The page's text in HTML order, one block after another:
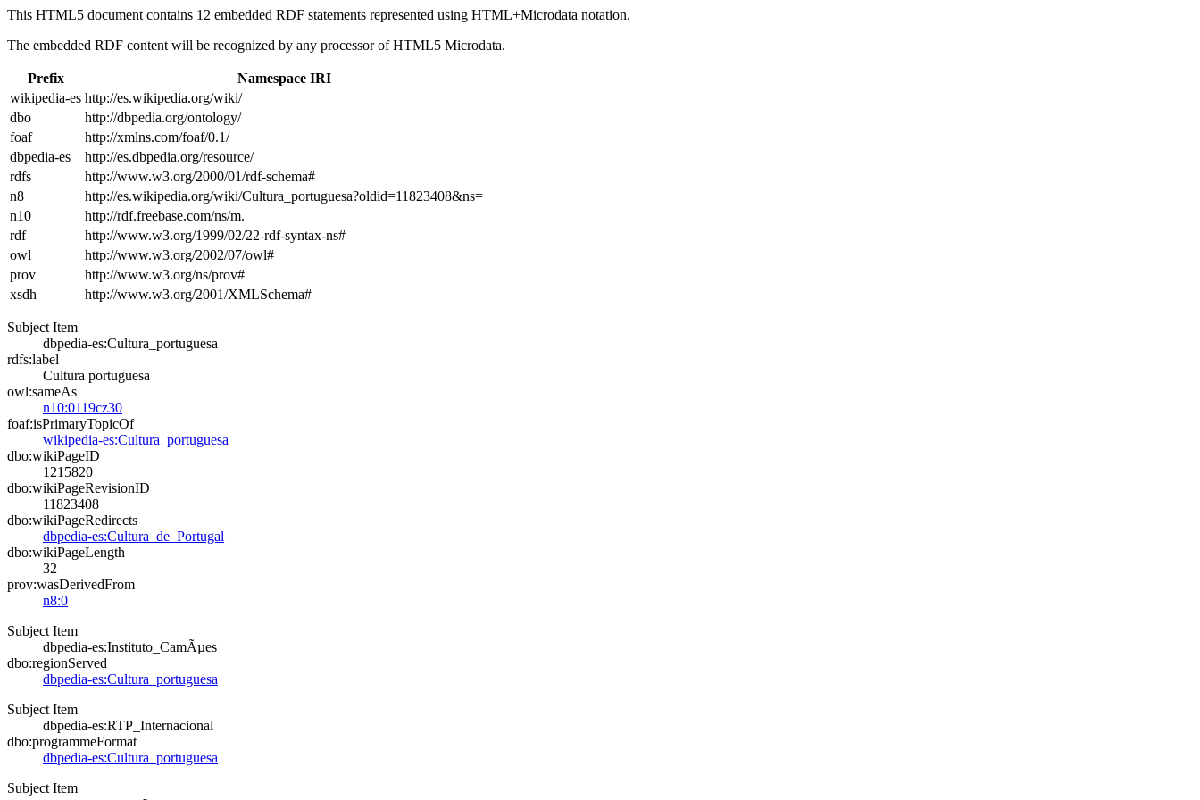
This HTML5 document contains 12 embedded RDF statements represented using HTML+Microdata notation.
The embedded RDF content will be recognized by any processor of HTML5 Microdata.
Prefix
Namespace IRI
wikipedia-es http://es.wikipedia.org/wiki/
dbo
http://dbpedia.org/ontology/
foaf
http://xmlns.com/foaf/0.1/
dbpedia-es
http://es.dbpedia.org/resource/
rdfs
http://www.w3.org/2000/01/rdf-schema#
n8
http://es.wikipedia.org/wiki/Cultura_portuguesa?oldid=11823408&ns=
n10
http://rdf.freebase.com/ns/m.
rdf
http://www.w3.org/1999/02/22-rdf-syntax-ns#
owl
http://www.w3.org/2002/07/owl#
prov
http://www.w3.org/ns/prov#
xsdh
http://www.w3.org/2001/XMLSchema#
Subject Item
dbpedia-es:Cultura_portuguesa
rdfs:label
Cultura portuguesa
owl:sameAs
n10:0119cz30
foaf:isPrimaryTopicOf
wikipedia-es:Cultura_portuguesa
dbo:wikiPageID
1215820
dbo:wikiPageRevisionID
11823408
dbo:wikiPageRedirects
dbpedia-es:Cultura_de_Portugal
dbo:wikiPageLength
32
prov:wasDerivedFrom
n8:0
Subject Item
dbpedia-es:Instituto_CamÃµes
dbo:regionServed
dbpedia-es:Cultura_portuguesa
Subject Item
dbpedia-es:RTP_Internacional
dbo:programmeFormat
dbpedia-es:Cultura_portuguesa
Subject Item